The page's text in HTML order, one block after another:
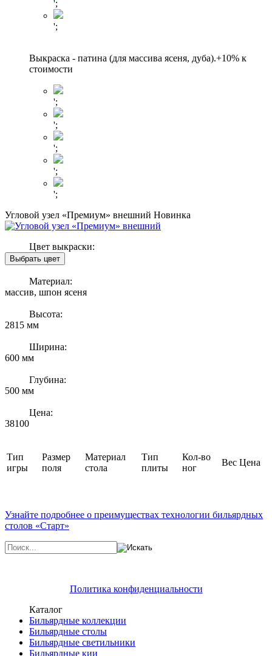
';
';
Выкраска - патина (для массива ясеня, дуба).+10% к
стоимости
';
';
';
';
';
Угловой узел «Премиум» внешний Новинка
Цвет выкраски:
Материал:
массив, шпон ясеня
Высота:
2815 мм
Ширина:
600 мм
Глубина:
500 мм
Цена:
38100
Тип
игры
Размер
поля
Материал
стола
Тип
плиты
Кол-во
ног
Вес Цена
Узнайте подробнее о преимуществах технологии бильярдных
столов «Старт»
Политика конфиденциальности
Каталог
Бильярдные коллекции
Бильярдные столы
Бильярдные светильники
Бильярдные кии